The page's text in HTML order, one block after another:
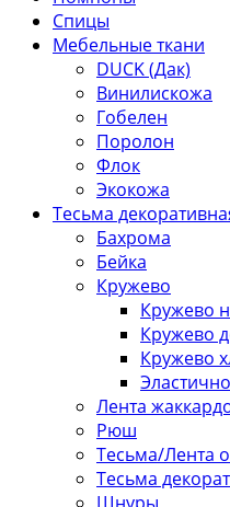
Спицы
Мебельные ткани
DUCK (Дак)
Винилискожа
Гобелен
Поролон
Флок
Экокожа
Тесьма
Бахрома
Бейка
Кружево
Кружево
Кружево
Кружево
Лента
Рюш
Тесьма/Лента
Тесьма